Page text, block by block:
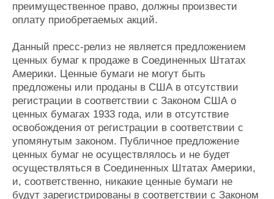
преимущественное право, должны произвести
оплату приобретаемых акций.
Данный пресс-релиз не является предложением
ценных бумаг к продаже в Соединенных Штатах
Америки. Ценные бумаги не могут быть
предложены или проданы в США в отсутствии
регистрации в соответствии с Законом США о
ценных бумагах 1933 года, или в отсутствие
освобождения от регистрации в соответствии с
упомянутым законом. Публичное предложение
ценных бумаг не осуществлялось и не будет
осуществляться в Соединенных Штатах Америки,
и, соответственно, никакие ценные бумаги не
будут зарегистрированы в соответствии с Законом